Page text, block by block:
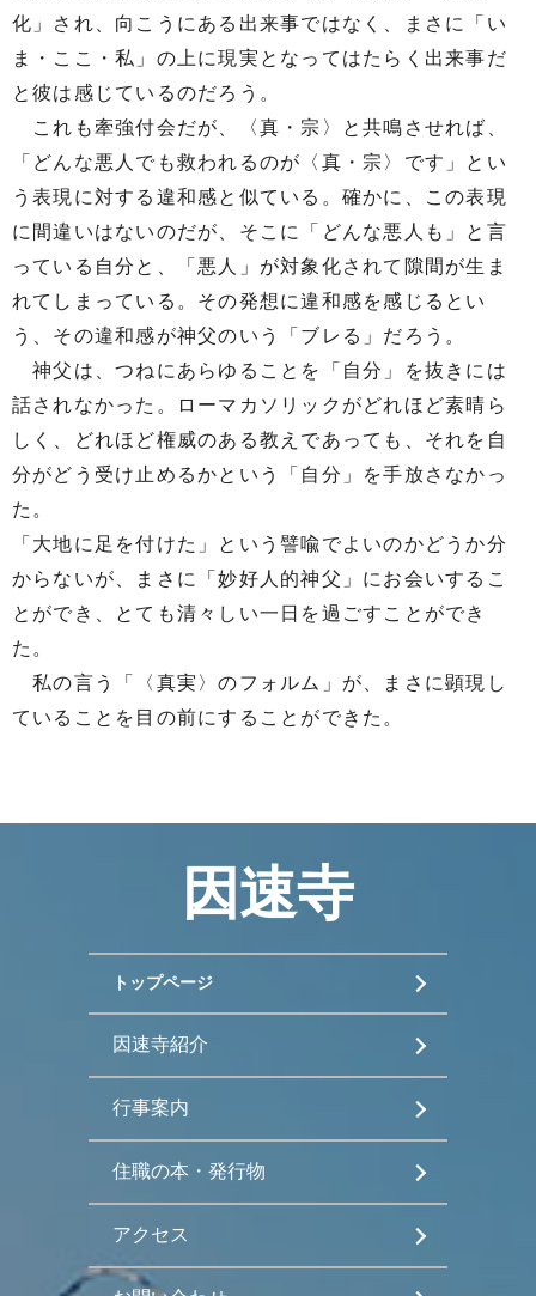
化」され、向こうにある出来事ではなく、まさに「い
ま・ここ・私」の上に現実となってはたらく出来事だ
と彼は感じているのだろう。
これも牽強付会だが、〈真・宗〉と共鳴させれば、
「どんな悪人でも救われるのが〈真・宗〉です」とい
う表現に対する違和感と似ている。確かに、この表現
に間違いはないのだが、そこに「どんな悪人も」と言
っている自分と、「悪人」が対象化されて隙間が生ま
れてしまっている。その発想に違和感を感じるとい
う、その違和感が神父のいう「ブレる」だろう。
神父は、つねにあらゆることを「自分」を抜きには
話されなかった。ローマカソリックがどれほど素晴ら
しく、どれほど権威のある教えであっても、それを自
分がどう受け止めるかという「自分」を手放さなかっ
た。
「大地に足を付けた」という譬喩でよいのかどうか分
からないが、まさに「妙好人的神父」にお会いするこ
とができ、とても清々しい一日を過ごすことができ
た。
私の言う「〈真実〉のフォルム」が、まさに顕現し
ていることを目の前にすることができた。
因速寺
トップページ
因速寺紹介
行事案内
住職の本・発行物
アクセス